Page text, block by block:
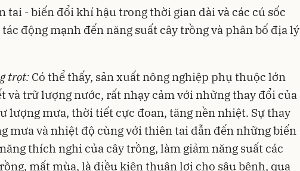
tai - biến đổi khí hậu trong thời gian dài và các cú sốc
động mạnh đến năng suất cây trồng và phân bố địa lý
trọt: Có thể thấy, sản xuất nông nghiệp phụ thuộc lớn
và trữ lượng nước, rất nhạy cảm với những thay đổi của
lượng mưa, thời tiết cực đoan, tăng nền nhiệt. Sự thay
mưa và nhiệt độ cùng với thiên tai dẫn đến những biến
thích nghi của cây trồng, làm giảm năng suất các
mất mùa, là điều kiện thuận lợi cho sâu bệnh, qua